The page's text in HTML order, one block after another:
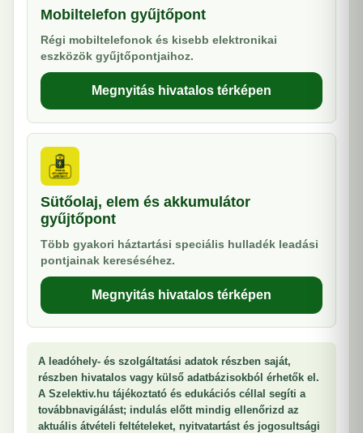
Mobiltelefon gyűjtőpont
Régi mobiltelefonok és kisebb elektronikai
eszközök gyűjtőpontjaihoz.
Megnyitás hivatalos térképen
Sütőolaj, elem és akkumulátor
gyűjtőpont
Több gyakori háztartási speciális hulladék leadási
pontjainak kereséséhez.
Megnyitás hivatalos térképen
A leadóhely- és szolgáltatási adatok részben saját,
részben hivatalos vagy külső adatbázisokból érhetők el.
A Szelektiv.hu tájékoztató és edukációs céllal segíti a
továbbnavigálást; indulás előtt mindig ellenőrizd az
aktuális átvételi feltételeket, nyitvatartást és jogosultsági